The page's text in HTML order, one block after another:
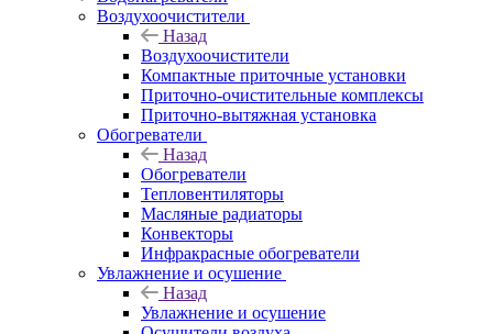
Воздухоочистители
Назад
Воздухоочистители
Компактные приточные установки
Приточно-очистительные комплексы
Приточно-вытяжная установка
Обогреватели
Назад
Обогреватели
Тепловентиляторы
Масляные радиаторы
Конвекторы
Инфракрасные обогреватели
Увлажнение и осушение
Назад
Увлажнение и осушение